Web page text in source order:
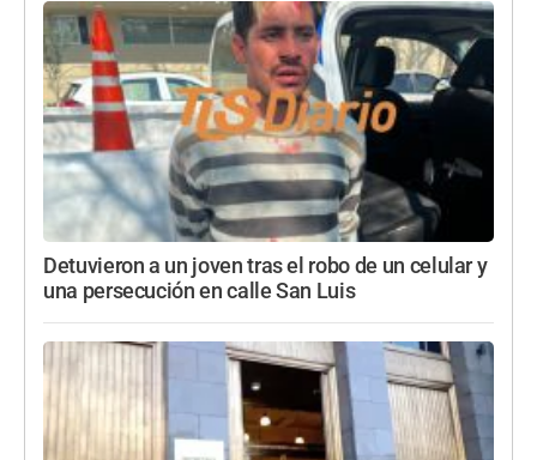
Detuvieron a un joven tras el robo de un celular y
una persecución en calle San Luis